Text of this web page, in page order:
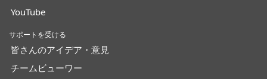
YouTube
サポートを受ける
皆さんのアイデア・意見
チームビューワー